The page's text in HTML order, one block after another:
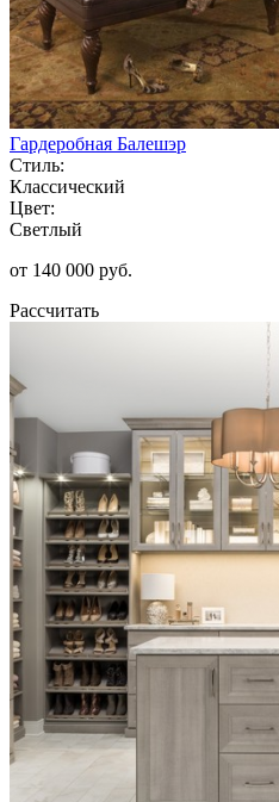
Гардеробная Балешэр
Стиль:
Классический
Цвет:
Светлый
от 140 000 руб.
Рассчитать